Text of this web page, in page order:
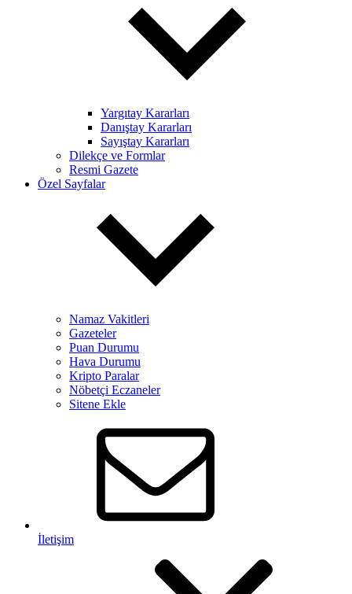
Yargıtay Kararları
Danıştay Kararları
Sayıştay Kararları
Dilekçe ve Formlar
Resmi Gazete
Özel Sayfalar
Namaz Vakitleri
Gazeteler
Puan Durumu
Hava Durumu
Kripto Paralar
Nöbetçi Eczaneler
Sitene Ekle
İletişim